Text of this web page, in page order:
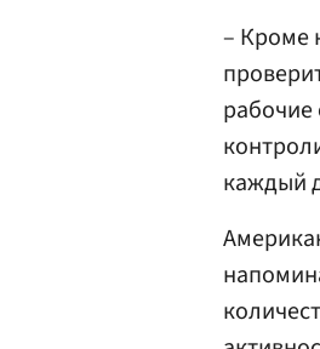
– Кроме
каждый